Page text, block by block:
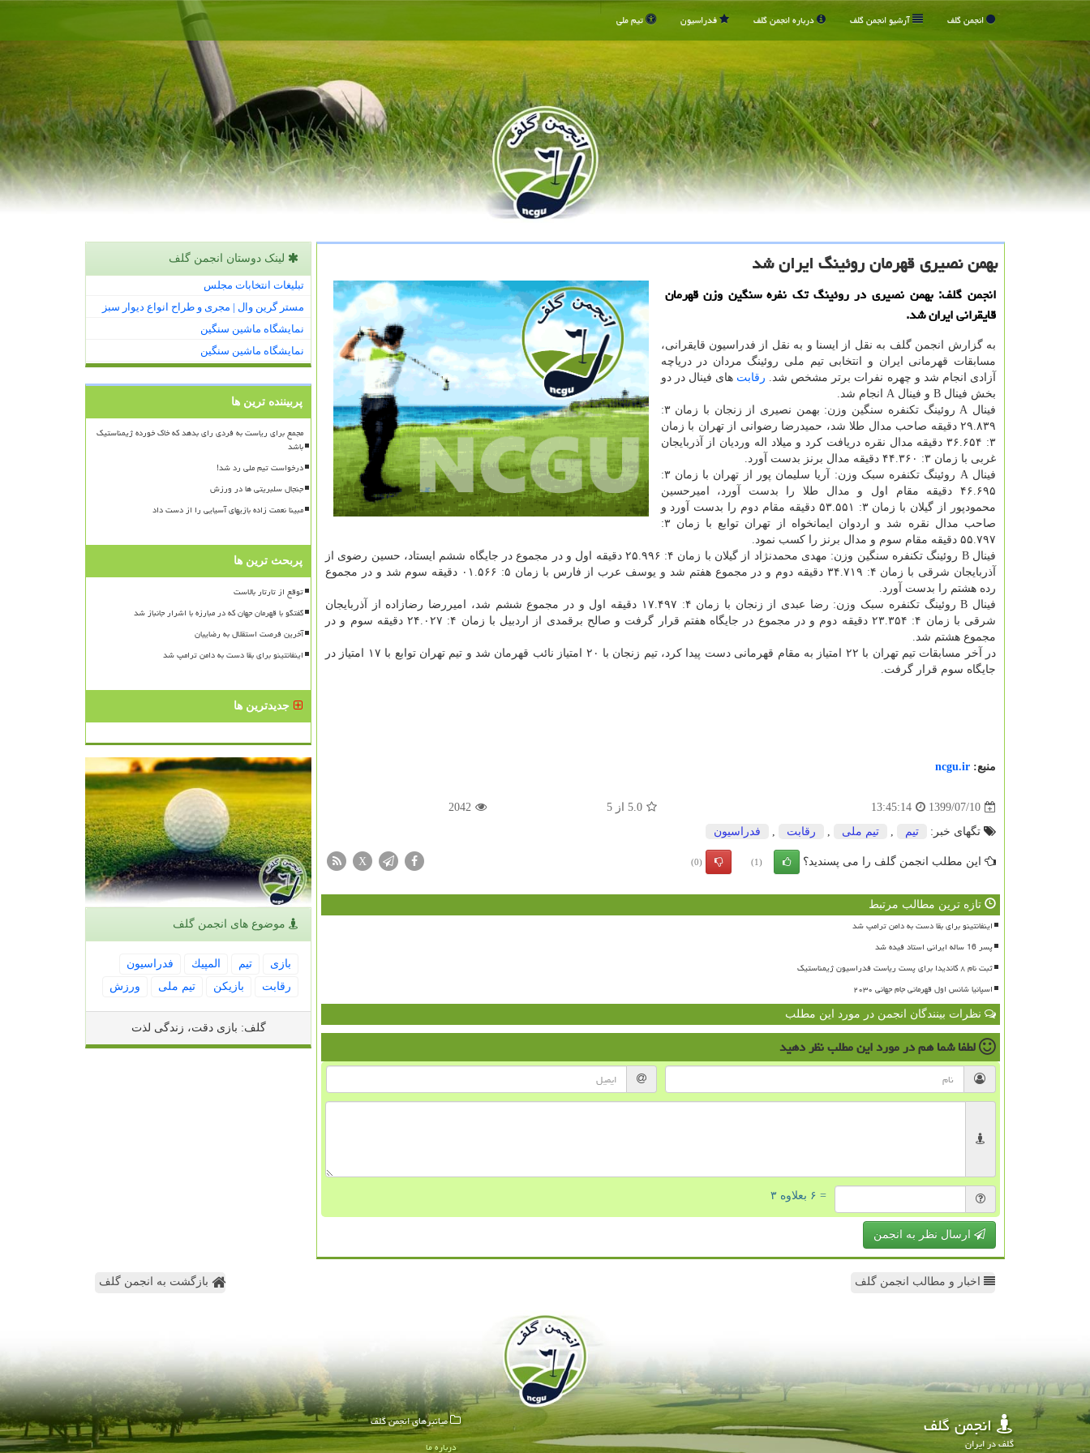
انجمن گلف آرشیو انجمن گلف درباره انجمن گلف فدراسیون تیم ملی
بهمن نصیری قهرمان روئینگ ایران شد
انجمن گلف: بهمن نصیری در روئینگ تك نفره سنگین وزن قهرمان
قایقرانی ایران شد.
به گزارش انجمن گلف به نقل از ایسنا و به نقل از فدراسیون قایقرانی،
مسابقات قهرمانی ایران و انتخابی تیم ملی روئینگ مردان در دریاچه
آزادی انجام شد و چهره نفرات برتر مشخص شد. رقابت های فینال در دو
بخش فینال B و فینال A انجام شد.
فینال A روئینگ تکنفره سنگین وزن: بهمن نصیری از زنجان با زمان ۳:
۲۹.۸۳۹ دقیقه صاحب مدال طلا شد، حمیدرضا رضوانی از تهران با زمان
۳: ۳۶.۶۵۴ دقیقه مدال نقره دریافت کرد و میلاد اله وردیان از آذربایجان
غربی با زمان ۳: ۴۴.۳۶۰ دقیقه مدال برنز بدست آورد.
فینال A روئینگ تکنفره سبک وزن: آریا سلیمان پور از تهران با زمان ۳:
۴۶.۶۹۵ دقیقه مقام اول و مدال طلا را بدست آورد، امیرحسین
محمودپور از گیلان با زمان ۳: ۵۳.۵۵۱ دقیقه مقام دوم را بدست آورد و
صاحب مدال نقره شد و اردوان ایمانخواه از تهران توابع با زمان ۳:
۵۵.۷۹۷ دقیقه مقام سوم و مدال برنز را کسب نمود.
فینال B روئینگ تکنفره سنگین وزن: مهدی محمدنژاد از گیلان با زمان ۴: ۲۵.۹۹۶ دقیقه اول و در مجموع در جایگاه ششم ایستاد، حسین رضوی از
آذربایجان شرقی با زمان ۴: ۳۴.۷۱۹ دقیقه دوم و در مجموع هفتم شد و یوسف عرب از فارس با زمان ۵: ۰۱.۵۶۶ دقیقه سوم شد و در مجموع
رده هشتم را بدست آورد.
فینال B روئینگ تکنفره سبک وزن: رضا عبدی از زنجان با زمان ۴: ۱۷.۴۹۷ دقیقه اول و در مجموع ششم شد، امیررضا رضازاده از آذربایجان
شرقی با زمان ۴: ۲۳.۳۵۴ دقیقه دوم و در مجموع در جایگاه هفتم قرار گرفت و صالح برقمدی از اردبیل با زمان ۴: ۲۴.۰۲۷ دقیقه سوم و در
مجموع هشتم شد.
در آخر مسابقات تیم تهران با ۲۲ امتیاز به مقام قهرمانی دست پیدا کرد، تیم زنجان با ۲۰ امتیاز نائب قهرمان شد و تیم تهران توابع با ۱۷ امتیاز در
جایگاه سوم قرار گرفت.
منبع: ncgu.ir
1399/07/10
13:45:14
5.0 از5
2042
تگهای خبر: تیم , تیم ملی , رقابت , فدراسیون
این مطلب انجمن گلف را می پسندید؟ (1)
(0)
X
تازه ترین مطالب مرتبط
اینفانتینو برای بقا دست به دامن ترامپ شد
پسر 16 ساله ایرانی استاد فیده شد
ثبت نام ۸ کاندیدا برای پست ریاست فدراسیون ژیمناستیک
اسپانیا شانس اول قهرمانی جام جهانی ۲۰۳۰
نظرات بینندگان انجمن در مورد این مطلب
لطفا شما همدر مورد این مطلبنظر دهید
= ۶ بعلاوه ۳
ارسال نظر به انجمن
لینک دوستان انجمن گلف
تبلیغات انتخابات مجلس
مستر گرین وال | مجری و طراح انواع دیوار سبز
نمایشگاه ماشین سنگین
نمایشگاه ماشین سنگین
پربیننده ترین ها
مجمع برای ریاست به فردی رای بدهد که خاک خورده ژیمناستیک
باشد
درخواست تیم ملی رد شد!
جنجال سلبریتی ها در ورزش
مبینا نعمت زاده بازیهای آسیایی را از دست داد
پربحث ترین ها
توقع از تارتار بالاست
گفتگو با قهرمان جهان که در مبارزه با اشرار جانباز شد
آخرین فرصت استقلال به رضاییان
اینفانتینو برای بقا دست به دامن ترامپ شد
جدیدترین ها
موضوع های انجمن گلف
بازی تیم المپیك
فدراسیون
رقابت
بازیكن تیم ملی ورزش
گلف: بازی دقت، زندگی لذت
اخبار و مطالب انجمن گلف بازگشت به انجمن گلف
انجمن گلف
گلف در ایران
میانبرهای انجمن گلف
درباره ما